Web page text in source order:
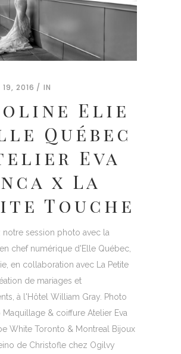
19, 2016 IN
Elie
Québec
Eva
x La
Touche
notre session photo avec la
chef numérique d'Elle Québec,
en collaboration avec La Petite
de mariages et
à l'Hôtel William Gray. Photo
Maquillage & coiffure Atelier Eva
White Toronto & Montreal Bijoux
de Christofle chez Ogilvy